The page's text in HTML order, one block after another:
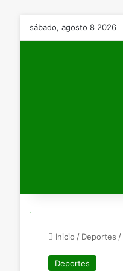
sábado, agosto 8 2026
Inicio / Deportes /
Deportes